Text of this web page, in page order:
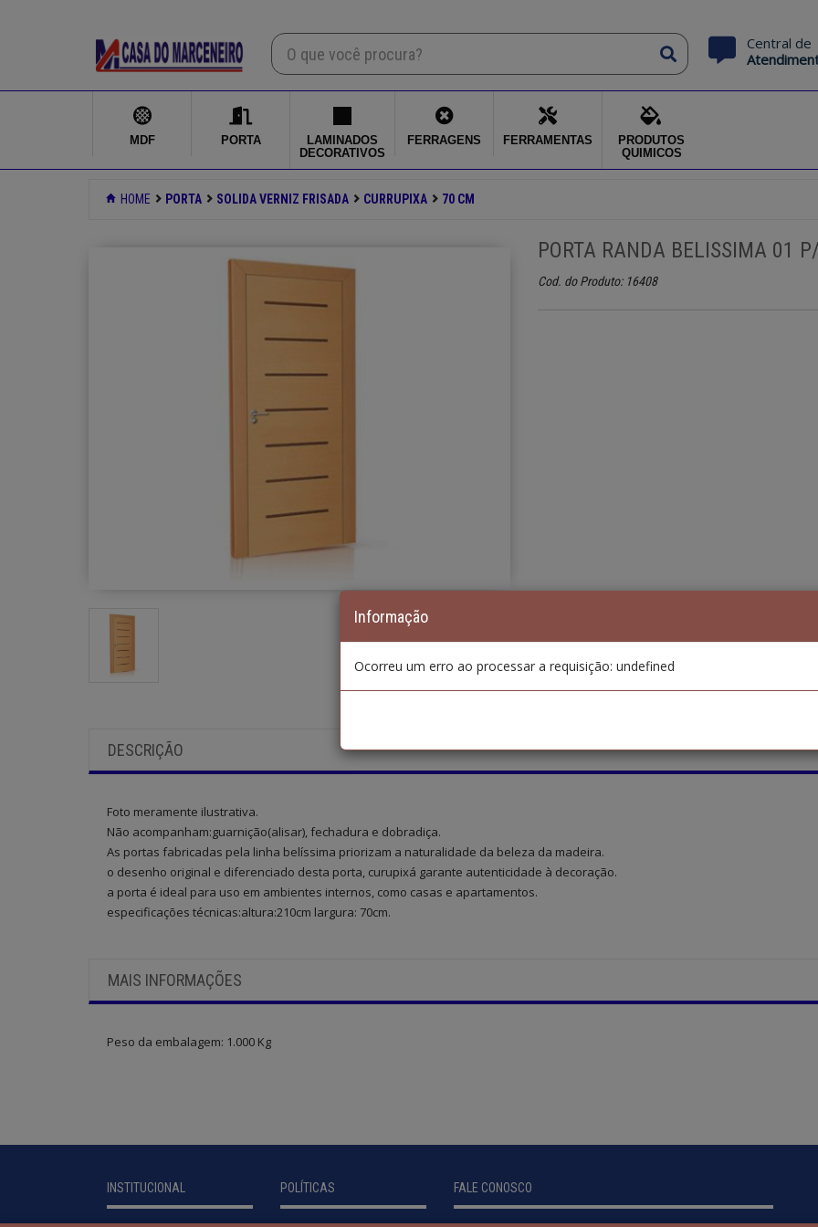
Central de
Laminados decorativos
MDF PORTA
LAMINADOS
DECORATIVOS
FERRAGENS FERRAMENTAS
PRODUTOS
QUIMICOS
HOME PORTA SOLIDA VERNIZ FRISADA CURRUPIXA 70 CM
PORTA RANDA BELISSIMA 01
Cod. do Produto: 16408
DESCRIÇÃO
Foto meramente ilustrativa.
Não acompanham:guarnição(alisar), fechadura e dobradiça.
As portas fabricadas pela linha belíssima priorizam a naturalidade da beleza da madeira.
o desenho original e diferenciado desta porta, curupixá garante autenticidade à decoração.
a porta é ideal para uso em ambientes internos, como casas e apartamentos.
especificações técnicas:altura:210cm largura: 70cm.
MAIS INFORMAÇÕES
Peso da embalagem: 1.000 Kg
INSTITUCIONAL POLÍTICAS FALE CONOSCO
Informação
Ocorreu um erro ao processar a requisição: undefined